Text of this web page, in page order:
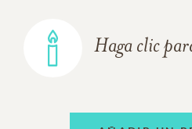
Haga clic